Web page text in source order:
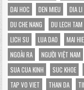
DAI HOC
DEN MIEU DIA LI
DU CHE NANG
DU LECH TAM
LICH SU
LUA DAO MAI
NGOÀI RA
NGƯỜI VIỆT NAM
SUA CUA KINH
SUC KHOE
TAP VO VIET
THAN DA